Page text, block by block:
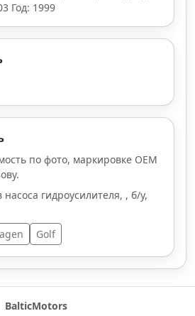
Год: 1999
по фото, маркировке OEM
гидроусилителя, , б/у,
Golf
BalticMotors